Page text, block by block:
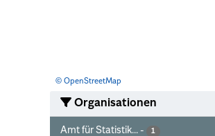
© OpenStreetMap
Organisationen
Amt für Statistik... - 1